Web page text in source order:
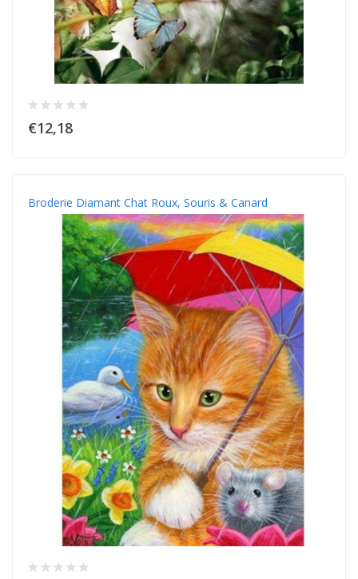
€12,18
Broderie Diamant Chat Roux, Souris & Canard